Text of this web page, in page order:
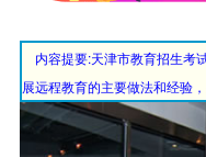
内容提要:天津市教育招生考
展远程教育的主要做法和经验